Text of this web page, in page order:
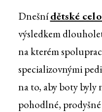
Dnešnídětské
výsledkem
na kterém
specializovnými
na to, aby boty byly
pohodlné,